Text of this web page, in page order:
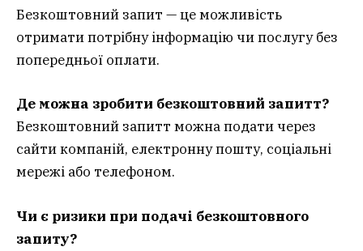
Безкоштовний запит — це можливість
отримати потрібну інформацію чи послугу без
попередньої оплати.
Де можна зробити безкоштовний запитт?
Безкоштовний запитт можна подати через
сайти компаній, електронну пошту, соціальні
мережі або телефоном.
Чи є ризики при подачі безкоштовного
запиту?